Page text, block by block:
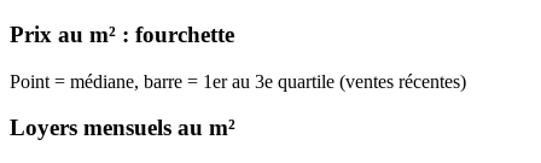
Prix au m² : fourchette
Point = médiane, barre = 1er au 3e quartile (ventes récentes)
Loyers mensuels au m²